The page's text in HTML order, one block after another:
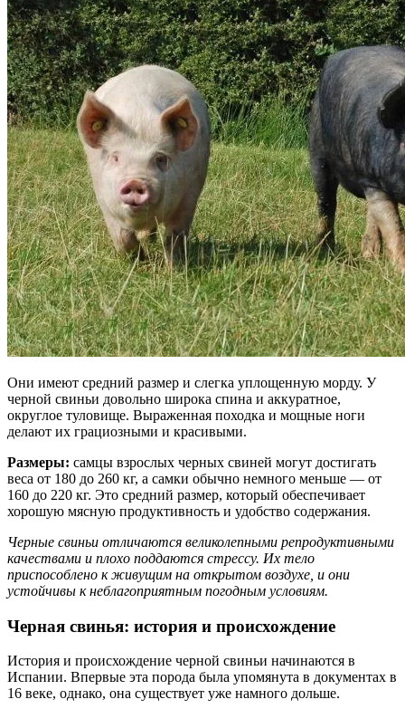
Они имеют средний размер и слегка уплощенную морду. У
черной свиньи довольно широка спина и аккуратное,
округлое туловище. Выраженная походка и мощные ноги
делают их грациозными и красивыми.
Размеры: самцы взрослых черных свиней могут достигать
веса от 180 до 260 кг, а самки обычно немного меньше — от
160 до 220 кг. Это средний размер, который обеспечивает
хорошую мясную продуктивность и удобство содержания.
Черные свиньи отличаются великолепными репродуктивными
качествами и плохо поддаются стрессу. Их тело
приспособлено к живущим на открытом воздухе, и они
устойчивы к неблагоприятным погодным условиям.
Черная свинья: история и происхождение
История и происхождение черной свиньи начинаются в
Испании. Впервые эта порода была упомянута в документах в
16 веке, однако, она существует уже намного дольше.